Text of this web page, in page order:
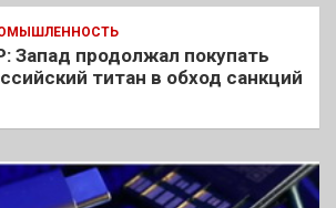
Запад продолжал покупать
титан в обход санкций